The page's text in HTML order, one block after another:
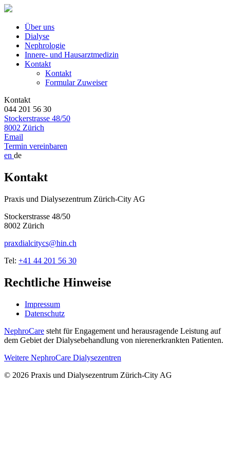
Über uns
Dialyse
Nephrologie
Innere- und Hausarztmedizin
Kontakt
Kontakt
Formular Zuweiser
Kontakt
044 201 56 30
Stockerstrasse 48/50
8002 Zürich
Email
Termin vereinbaren
en de
Kontakt
Praxis und Dialysezentrum Zürich-City AG
Stockerstrasse 48/50
8002 Zürich
praxdialcitycs@hin.ch
Tel: +41 44 201 56 30
Rechtliche Hinweise
Impressum
Datenschutz
NephroCare steht für Engagement und herausragende Leistung auf
dem Gebiet der Dialysebehandlung von nierenerkrankten Patienten.
Weitere NephroCare Dialysezentren
© 2026 Praxis und Dialysezentrum Zürich-City AG